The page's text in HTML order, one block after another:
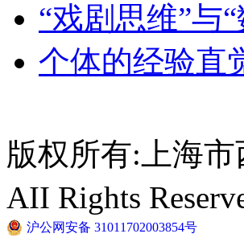
“戏剧思维”与
个体的经验直
版权所有:上海
AII Rights
沪公网安备 31011702003854号